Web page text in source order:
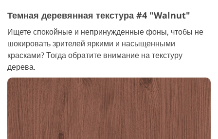
Темная деревянная текстура #4 "Walnut"
Ищете спокойные и непринужденные фоны, чтобы не
шокировать зрителей яркими и насыщенными
красками? Тогда обратите внимание на текстуру
дерева.